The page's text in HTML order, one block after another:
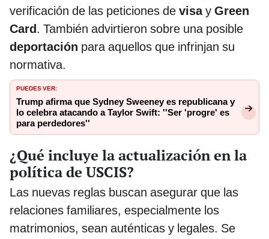
verificación de las peticiones de visay Green
Card. También advirtieron sobre una posible
deportación para aquellos que infrinjan su
normativa.
PUEDES VER:
Trump afirma que Sydney Sweeney es republicana y
lo celebra atacando a Taylor Swift: ''Ser 'progre' es
para perdedores''
¿Qué incluye la actualización en la
política de USCIS?
Las nuevas reglas buscan asegurar que las
relaciones familiares, especialmente los
matrimonios, sean auténticas y legales. Se